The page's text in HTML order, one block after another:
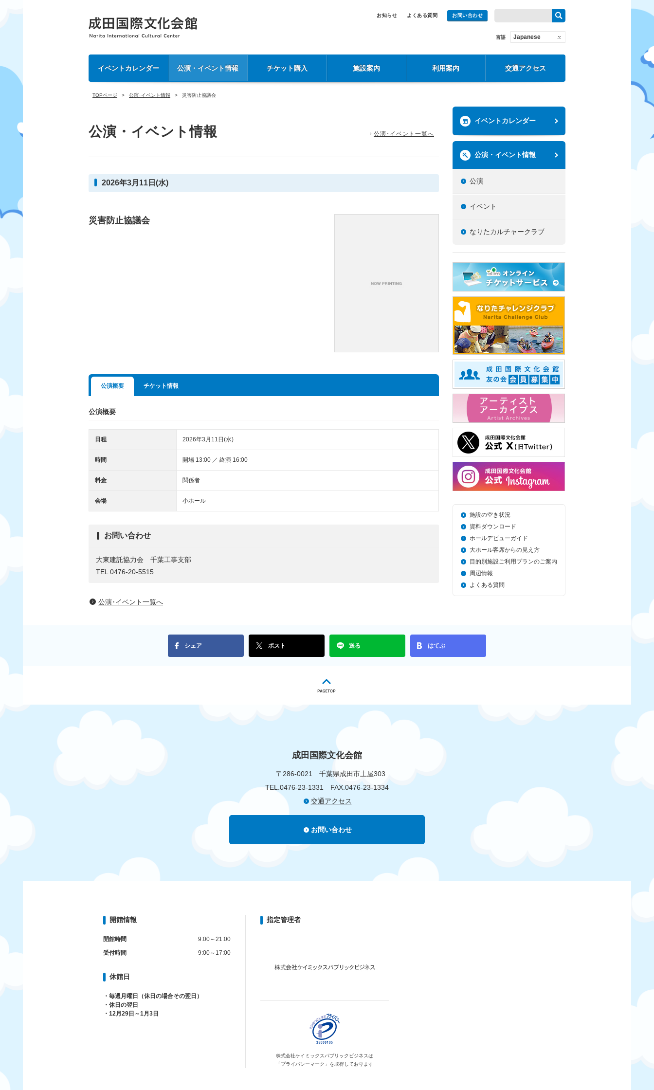
お知らせ よくある質問 お問い合わせ
言語 Japanese
イベントカレンダー 公演・イベント情報 チケット購入 施設案内 利用案内 交通アクセス
TOPページ 公演･イベント情報 災害防止協議会
公演・イベント情報 公演･イベント一覧へ
2026年3月11日(水)
災害防止協議会
公演概要 チケット情報
公演概要
日程 2026年3月11日(水)
時間 開場 13:00 ／ 終演 16:00
料金 関係者
会場 小ホール
お問い合わせ
大東建託協力会 千葉工事支部
TEL 0476-20-5515
公演･イベント一覧へ
イベントカレンダー
公演・イベント情報
公演
イベント
なりたカルチャークラブ
施設の空き状況
資料ダウンロード
ホールデビューガイド
大ホール客席からの見え方
目的別施設ご利用プランのご案内
周辺情報
よくある質問
シェア ポスト 送る はてぶ
成田国際文化会館
〒286-0021 千葉県成田市土屋303
TEL.0476-23-1331 FAX.0476-23-1334
交通アクセス
お問い合わせ
開館情報
開館時間
9:00～21:00
受付時間
9:00～17:00
休館日
・毎週月曜日（休日の場合その翌日）
・休日の翌日
・12月29日～1月3日
指定管理者
株式会社ケイミックスパブリックビジネスは
「プライバシーマーク」を取得しております